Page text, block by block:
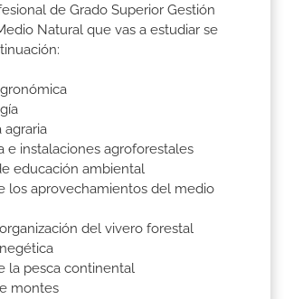
de Grado Superior Gestión
Natural que vas a estudiar se
e instalaciones agroforestales
educación ambiental
los aprovechamientos del medio
del vivero forestal
la pesca continental
montes